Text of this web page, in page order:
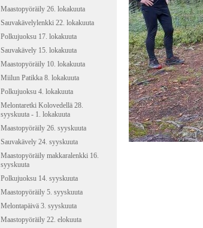
Maastopyöräily 26. lokakuuta
Sauvakävelylenkki 22. lokakuuta
Polkujuoksu 17. lokakuuta
Sauvakävely 15. lokakuuta
Maastopyöräily 10. lokakuuta
Miilun Patikka 8. lokakuuta
Polkujuoksu 4. lokakuuta
Melontaretki Kolovedellä 28.
syyskuuta - 1. lokakuuta
Maastopyöräily 26. syyskuuta
Sauvakävely 24. syyskuuta
Maastopyöräily makkaralenkki 16.
syyskuuta
Polkujuoksu 14. syyskuuta
Maastopyöräily 5. syyskuuta
Melontapäivä 3. syyskuuta
Maastopyöräily 22. elokuuta